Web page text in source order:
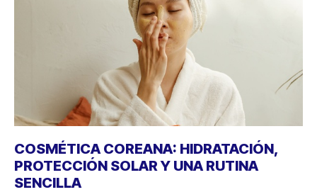
COSMÉTICA COREANA: HIDRATACIÓN,
PROTECCIÓN SOLAR Y UNA RUTINA
SENCILLA